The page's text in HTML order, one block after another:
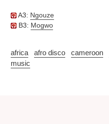
表
記
い
て
A3: Ngouze
B3: Mogwo
africa afro disco cameroon
music